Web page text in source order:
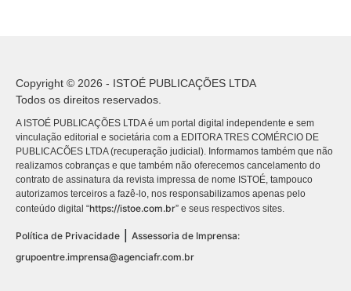
Copyright © 2026 - ISTOÉ PUBLICAÇÕES LTDA
Todos os direitos reservados.
A ISTOÉ PUBLICAÇÕES LTDA é um portal digital independente e sem
vinculação editorial e societária com a EDITORA TRES COMÉRCIO DE
PUBLICACÕES LTDA (recuperação judicial). Informamos também que não
realizamos cobranças e que também não oferecemos cancelamento do
contrato de assinatura da revista impressa de nome ISTOÉ, tampouco
autorizamos terceiros a fazê-lo, nos responsabilizamos apenas pelo
conteúdo digital “https://istoe.com.br” e seus respectivos sites.
Política de Privacidade
Assessoria de Imprensa:
grupoentre.imprensa@agenciafr.com.br